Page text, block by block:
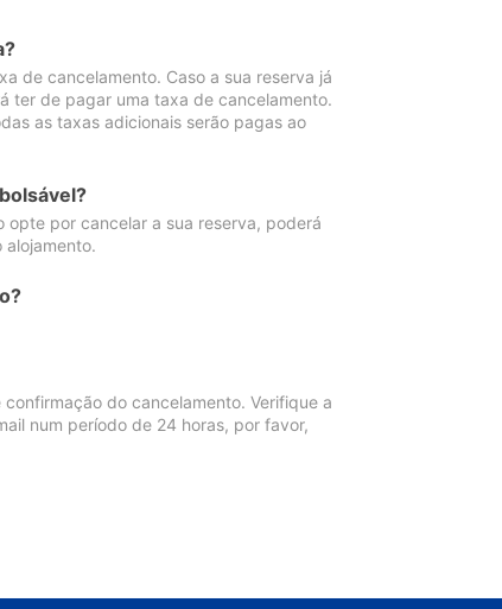
de cancelamento. Caso a sua reserva já
ter de pagar uma taxa de cancelamento.
as taxas adicionais serão pagas ao
opte por cancelar a sua reserva, poderá
do cancelamento. Verifique a
num período de 24 horas, por favor,